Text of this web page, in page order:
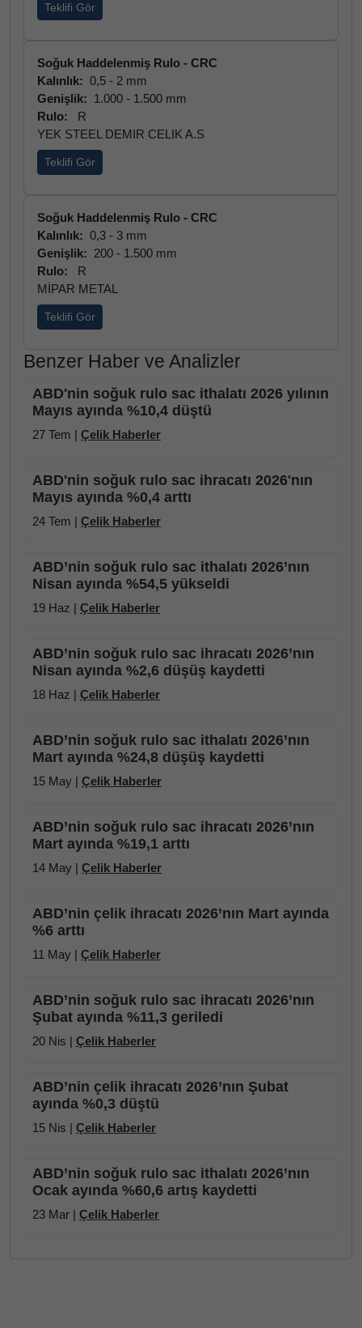
Teklifi Gör
Soğuk Haddelenmiş Rulo - CRC
Kalınlık: 0,5 - 2 mm
Genişlik: 1.000 - 1.500 mm
Rulo:
R
YEK STEEL DEMIR CELIK A.S
Teklifi Gör
Soğuk Haddelenmiş Rulo - CRC
Kalınlık: 0,3 - 3 mm
Genişlik: 200 - 1.500 mm
Rulo:
R
MİPAR METAL
Teklifi Gör
Benzer Haber ve Analizler
ABD'nin soğuk rulo sac ithalatı 2026 yılının
Mayıs ayında %10,4 düştü
27 Tem | Çelik Haberler
ABD'nin soğuk rulo sac ihracatı 2026'nın
Mayıs ayında %0,4 arttı
24 Tem | Çelik Haberler
ABD’nin soğuk rulo sac ithalatı 2026’nın
Nisan ayında %54,5 yükseldi
19 Haz | Çelik Haberler
ABD’nin soğuk rulo sac ihracatı 2026’nın
Nisan ayında %2,6 düşüş kaydetti
18 Haz | Çelik Haberler
ABD’nin soğuk rulo sac ithalatı 2026’nın
Mart ayında %24,8 düşüş kaydetti
15 May | Çelik Haberler
ABD’nin soğuk rulo sac ihracatı 2026’nın
Mart ayında %19,1 arttı
14 May | Çelik Haberler
ABD’nin çelik ihracatı 2026’nın Mart ayında
%6 arttı
11 May | Çelik Haberler
ABD’nin soğuk rulo sac ihracatı 2026’nın
Şubat ayında %11,3 geriledi
20 Nis | Çelik Haberler
ABD’nin çelik ihracatı 2026’nın Şubat
ayında %0,3 düştü
15 Nis | Çelik Haberler
ABD’nin soğuk rulo sac ithalatı 2026’nın
Ocak ayında %60,6 artış kaydetti
23 Mar | Çelik Haberler